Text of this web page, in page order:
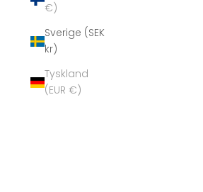
€)
Sverige (SEK
kr)
Tyskland
(EUR €)